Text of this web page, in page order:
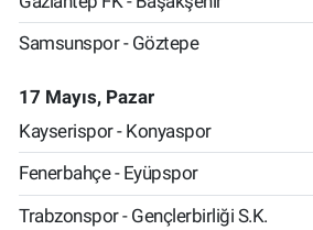
Samsunspor - Göztepe
17 Mayıs, Pazar
Kayserispor - Konyaspor
Fenerbahçe - Eyüpspor
Trabzonspor - Gençlerbirliği S.K.